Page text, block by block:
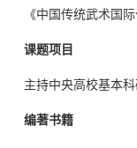
《中国传统武术国
课题项目
主持中央高校基本
编著书籍